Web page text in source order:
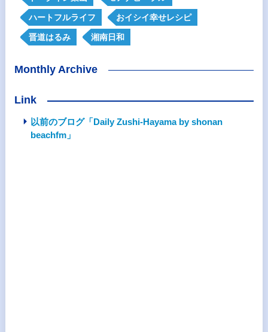
ハートフルライフ おイシイ幸せレシピ
晋道はるみ 湘南日和
Monthly Archive
Link
以前のブログ「Daily Zushi-Hayama by shonan
beachfm」